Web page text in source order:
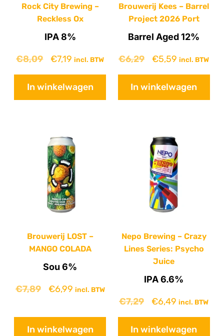
Rock City Brewing –
Reckless Ox
IPA 8%
€8,09 €7,19 incl. BTW
In winkelwagen
Brouwerij Kees – Barrel
Project 2026 Port
Barrel Aged 12%
€6,29 €5,59 incl. BTW
In winkelwagen
Brouwerij LOST –
MANGO COLADA
Sou 6%
€7,89 €6,99 incl. BTW
In winkelwagen
Nepo Brewing – Crazy
Lines Series: Psycho
Juice
IPA 6.6%
€7,29 €6,49 incl. BTW
In winkelwagen